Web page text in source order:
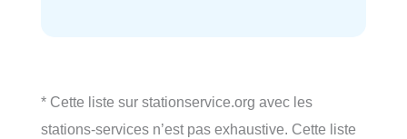
* Cette liste sur stationservice.org avec les
stations-services n’est pas exhaustive. Cette liste